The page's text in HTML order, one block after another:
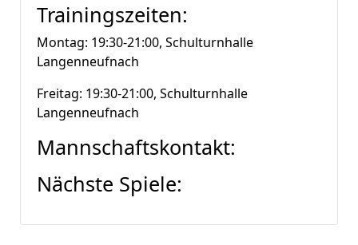
Trainingszeiten:
Montag: 19:30-21:00, Schulturnhalle
Langenneufnach
Freitag: 19:30-21:00, Schulturnhalle
Langenneufnach
Mannschaftskontakt:
Nächste Spiele: